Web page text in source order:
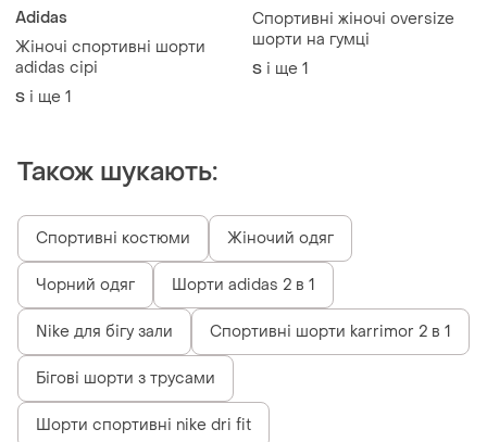
Adidas
Жіночі спортивні шорти
adidas сірі
S і ще 1
Спортивні жіночі oversize
шорти на гумці
S і ще 1
Також шукають:
Спортивні костюми Жіночий одяг
Чорний одяг Шорти adidas 2 в 1
Nike для бігу зали Спортивні шорти karrimor 2 в 1
Бігові шорти з трусами
Шорти спортивні nike dri fit